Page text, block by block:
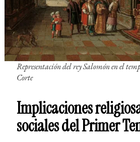
Representación del rey Salomón en el
Corte
Implicaciones
sociales del Primer